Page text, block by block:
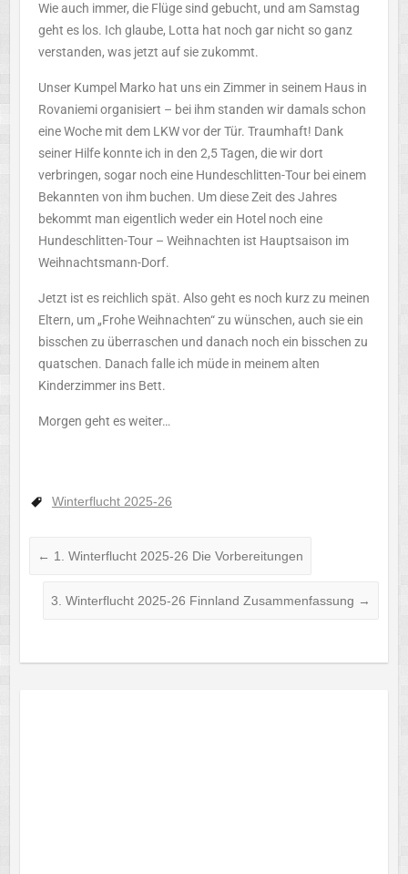
Wie auch immer, die Flüge sind gebucht, und am Samstag
geht es los. Ich glaube, Lotta hat noch gar nicht so ganz
verstanden, was jetzt auf sie zukommt.
Unser Kumpel Marko hat uns ein Zimmer in seinem Haus in
Rovaniemi organisiert – bei ihm standen wir damals schon
eine Woche mit dem LKW vor der Tür. Traumhaft! Dank
seiner Hilfe konnte ich in den 2,5 Tagen, die wir dort
verbringen, sogar noch eine Hundeschlitten-Tour bei einem
Bekannten von ihm buchen. Um diese Zeit des Jahres
bekommt man eigentlich weder ein Hotel noch eine
Hundeschlitten-Tour – Weihnachten ist Hauptsaison im
Weihnachtsmann-Dorf.
Jetzt ist es reichlich spät. Also geht es noch kurz zu meinen
Eltern, um „Frohe Weihnachten“ zu wünschen, auch sie ein
bisschen zu überraschen und danach noch ein bisschen zu
quatschen. Danach falle ich müde in meinem alten
Kinderzimmer ins Bett.
Morgen geht es weiter…
Winterflucht 2025-26
← 1. Winterflucht 2025-26 Die Vorbereitungen
3. Winterflucht 2025-26 Finnland Zusammenfassung →